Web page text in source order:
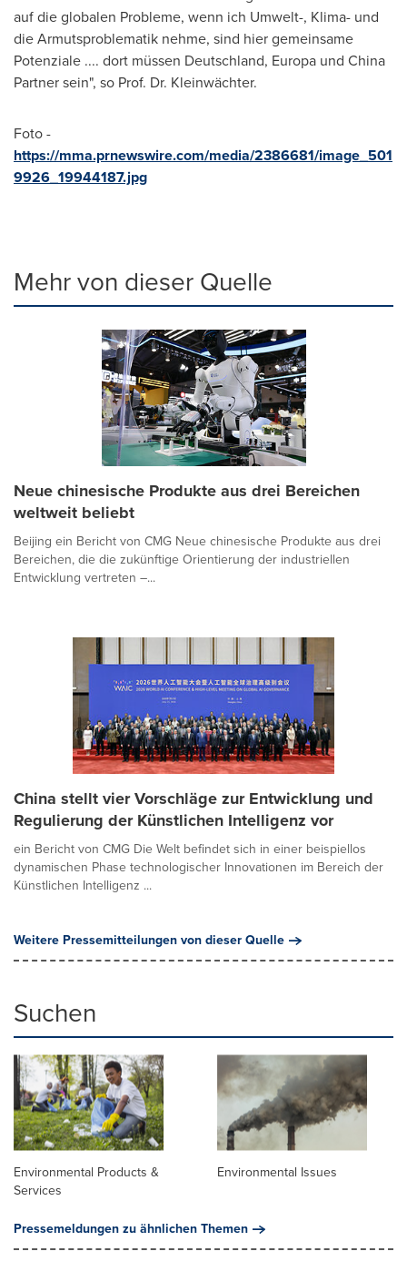
auf die globalen Probleme, wenn ich Umwelt-, Klima- und
die Armutsproblematik nehme, sind hier gemeinsame
Potenziale .... dort müssen Deutschland, Europa und China
Partnersein", so Prof. Dr. Kleinwächter.
Foto -
https://mma.prnewswire.com/media/2386681/image_501
9926_19944187.jpg
Mehr von dieser Quelle
Neue chinesische Produkte aus drei Bereichen
weltweit beliebt
Beijing ein Bericht von CMG Neue chinesische Produkte aus drei
Bereichen, die die zukünftige Orientierung der industriellen
Entwicklung vertreten –...
China stellt vier Vorschläge zur Entwicklung und
Regulierung der Künstlichen Intelligenz vor
ein Bericht von CMG Die Welt befindet sich in einer beispiellos
dynamischen Phase technologischer Innovationen im Bereich der
Künstlichen Intelligenz ...
Weitere Pressemitteilungen von dieser Quelle
Suchen
Environmental Products &
Services
Environmental Issues
Pressemeldungen zu ähnlichen Themen